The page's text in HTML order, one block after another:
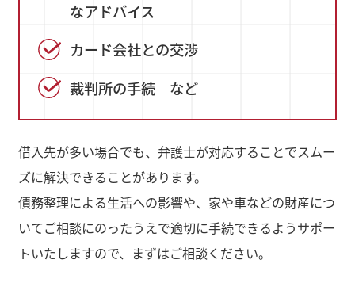
なアドバイス
カード会社との交渉
裁判所の手続 など
借入先が多い場合でも、弁護士が対応することでスムー
ズに解決できることがあります。
債務整理による生活への影響や、家や車などの財産につ
いてご相談にのったうえで適切に手続できるようサポー
トいたしますので、まずはご相談ください。